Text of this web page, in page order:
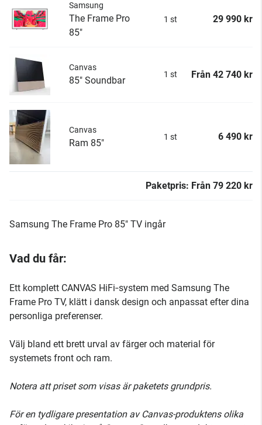
Samsung
The Frame Pro
85"
1 st 29 990 kr
Canvas
85" Soundbar
1 st Från 42 740 kr
Canvas
Ram 85"
1 st 6 490 kr
Paketpris: Från 79 220 kr
Samsung The Frame Pro 85" TV ingår
Vad du får:
Ett komplett CANVAS HiFi‑system med Samsung The
Frame Pro TV, klätt i dansk design och anpassat efter dina
personliga preferenser.
Välj bland ett brett urval av färger och material för
systemets front och ram.
Notera att priset som visas är paketets grundpris.
För en tydligare presentation av Canvas-produktens olika